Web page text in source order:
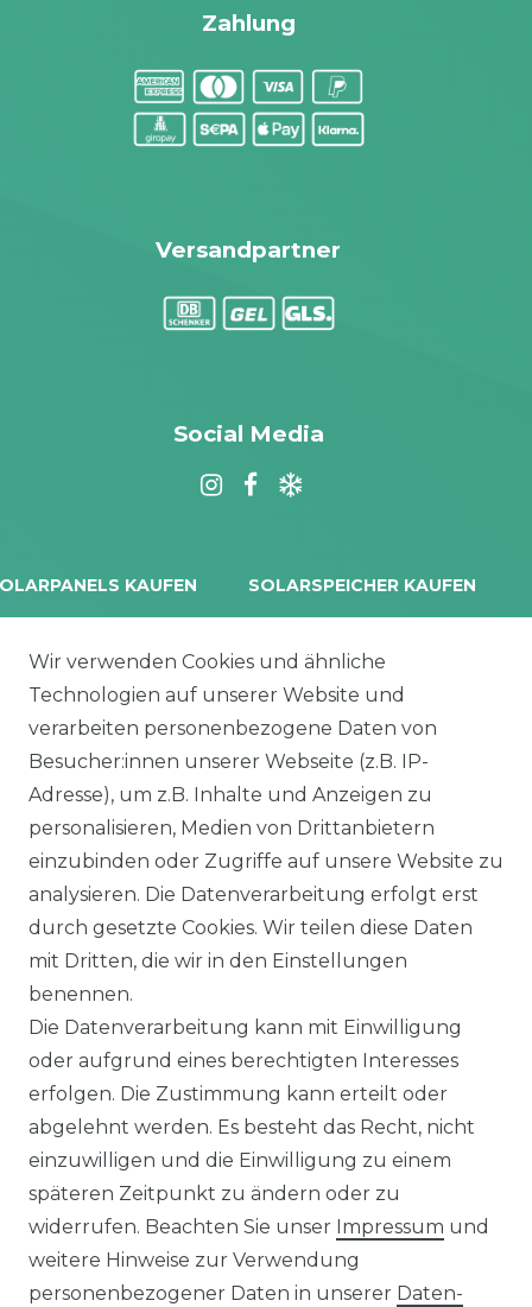
Zahlung
Versandpartner
Social Media
KAUFEN
Solar Module
SOLARSPEICHER KAUFEN
10 kWh Batteriespeicher
Solplanet Batteriespeicher
Growatt Speicher
Trina Solar Speicher
Wechselrichter
Wechselrichter
ZUBEHÖR
Unterkonstruktion
Weiteres Zubehör
Wp Balkonkraftwerk
mit Speicher
NOAH 2000
NEXA 2000
PV-KOMPLETTSETS
Solaranlagen mit Speicher
Insel Solaranlagen
10 kW PV-Anlage mit Speicher
8 kWp Solaranlagen
15 kWp Solaranlagen
20 kWp Solaranlagen
25 kWp Solaranlagen
30 kWp Solaranlagen
ÜBER UNS
Wir verwenden Cookies und ähnliche
Technologien auf unserer Website und
verarbeiten personenbezogene Daten von
Besucher:innen unserer Webseite (z.B. IP-
Adresse), um z.B. Inhalte und Anzeigen zu
personalisieren, Medien von Drittanbietern
einzubinden oder Zugriffe auf unsere Website zu
analysieren. Die Datenverarbeitung erfolgt erst
durch gesetzte Cookies. Wir teilen diese Daten
mit Dritten, die wir in den Einstellungen
benennen.
Die Datenverarbeitung kann mit Einwilligung
oder aufgrund eines berechtigten Interesses
erfolgen. Die Zustimmung kann erteilt oder
abgelehnt werden. Es besteht das Recht, nicht
einzuwilligen und die Einwilligung zu einem
späteren Zeitpunkt zu ändern oder zu
widerrufen. Beachten Sie unser Impressum und
weitere Hinweise zur Verwendung
personenbezogener Daten in unserer Daten­